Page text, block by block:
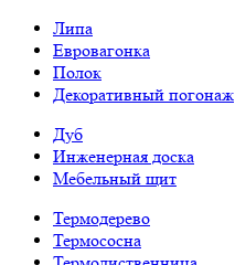
Липа
Евровагонка
Полок
Декоративный погонаж
Дуб
Инженерная доска
Мебельный щит
Термодерево
Термососна